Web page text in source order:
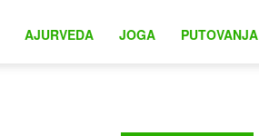
AJURVEDA JOGA PUTOVANJA